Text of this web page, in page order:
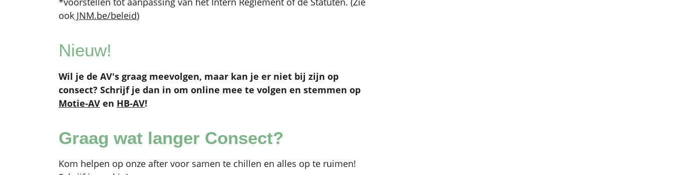
ook JNM.be/beleid)
Nieuw!
Wil je de AV's graag meevolgen, maar kan je er niet bij zijn op
consect? Schrijf je dan in om online mee te volgen en stemmen op
Motie-AV en HB-AV!
Graag wat langer Consect?
Kom helpen op onze after voor samen te chillen en alles op te ruimen!